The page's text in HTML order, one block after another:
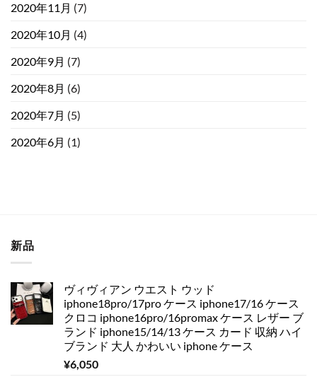
2020年11月 (7)
2020年10月 (4)
2020年9月 (7)
2020年8月 (6)
2020年7月 (5)
2020年6月 (1)
新品
ヴィヴィアン ウエスト ウッド
iphone18pro/17pro ケース iphone17/16 ケース
クロコ iphone16pro/16promax ケース レザー ブ
ランド iphone15/14/13 ケース カード 収納 ハイ
ブランド 大人 かわいい iphone ケース
¥6,050